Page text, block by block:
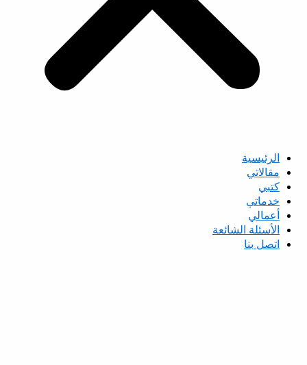
الرئيسية
مقالاتي
كتبي
خدماتي
أعمالي
الأسئلة الشائعة
اتصل بنا